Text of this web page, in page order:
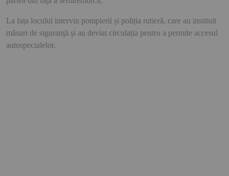
La fața locului intervin pompierii și poliția rutieră, care au instituit
măsuri de siguranță și au deviat circulația pentru a permite accesul
autospecialelor.